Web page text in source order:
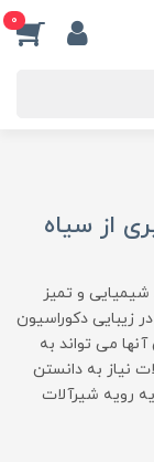
0
از سیاه
و تمیز
زیبایی دکوراسیون
می تواند به
نیاز به دانستن
رویه شیرآلات